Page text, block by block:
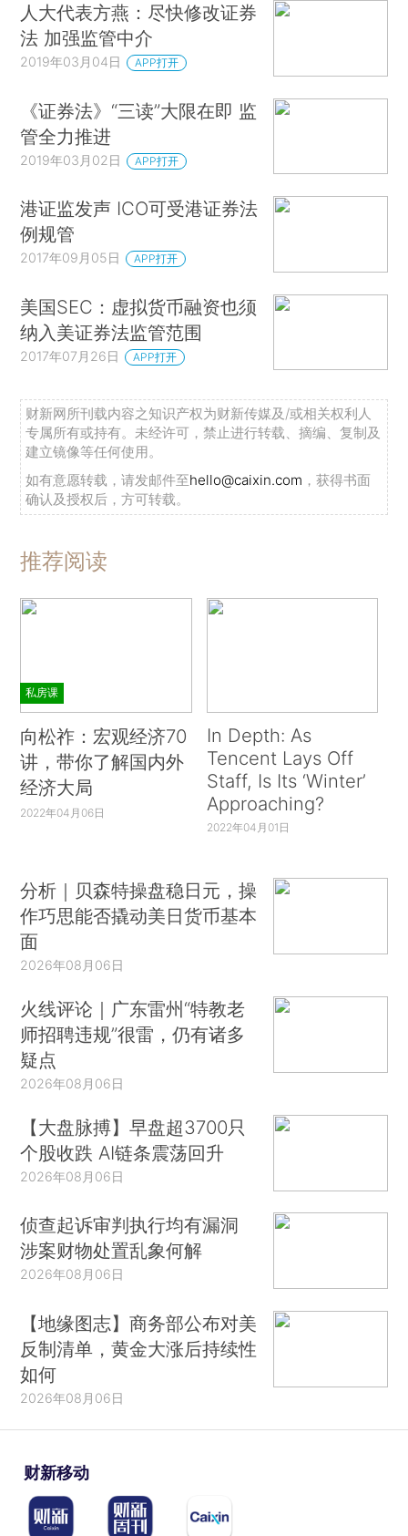
人大代表方燕：尽快修改证券
法 加强监管中介
2019年03月04日 APP打开
《证券法》“三读”大限在即 监
管全力推进
2019年03月02日 APP打开
港证监发声 ICO可受港证券法
例规管
2017年09月05日 APP打开
美国SEC：虚拟货币融资也须
纳入美证券法监管范围
2017年07月26日 APP打开
财新网所刊载内容之知识产权为财新传媒及/或相关权利人
专属所有或持有。未经许可，禁止进行转载、摘编、复制及
建立镜像等任何使用。
如有意愿转载，请发邮件至hello@caixin.com ，获得书面
确认及授权后，方可转载。
推荐阅读
私房课
向松祚：宏观经济70
讲，带你了解国内外
经济大局
2022年04月06日
In Depth: As
Tencent Lays Off
Staff, Is Its ‘Winter’
Approaching?
2022年04月01日
分析｜贝森特操盘稳日元，操
作巧思能否撬动美日货币基本
面
2026年08月06日
火线评论｜广东雷州“特教老
师招聘违规”很雷，仍有诸多
疑点
2026年08月06日
【大盘脉搏】早盘超3700只
个股收跌 AI链条震荡回升
2026年08月06日
侦查起诉审判执行均有漏洞
涉案财物处置乱象何解
2026年08月06日
【地缘图志】商务部公布对美
反制清单，黄金大涨后持续性
如何
2026年08月06日
财新移动